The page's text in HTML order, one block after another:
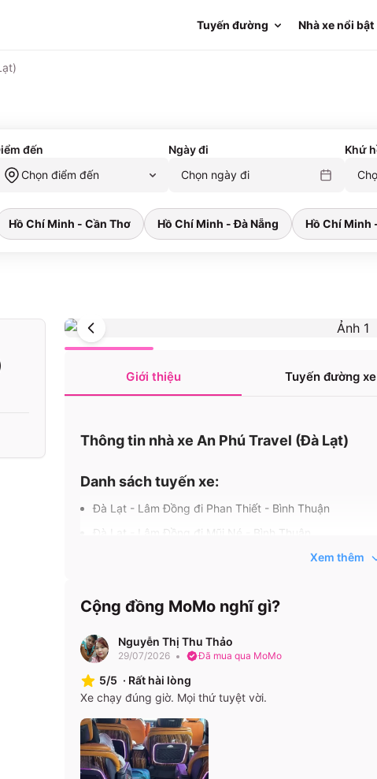
Tuyến đường Nhà xe nổi bật
đến
Chọn điểm đến
Ngày đi
Chọn ngày đi
Khứ
Hồ Chí Minh - Cần Thơ Hồ Chí Minh - Đà Nẵng Hồ Chí Minh
Giới thiệu Tuyến đường
Thông tin nhà xe An Phú Travel (Đà Lạt)
Danh sách tuyến xe:
Đà Lạt - Lâm Đồng đi Phan Thiết - Bình Thuận
Đà Lạt - Lâm Đồng đi Mũi Né - Bình Thuận
Mũi Né - Bình Thuận đi Đà Lạt - Lâm Đồng
Đà Lạt - Lâm Đồng đi Nha Trang - Khánh Hòa
Đà Lạt - Lâm Đồng đi Hải Châu - Đà Nẵng
Nha Trang - Khánh Hòa đi Hội An - Quảng Nam
Nha Trang - Khánh Hòa đi Hải Châu - Đà Nẵng
Hội An - Quảng Nam đi Hải Châu - Đà Nẵng
Văn phòng nhà xe:
Xem thêm
Cộng đồng MoMo nghĩ gì?
Nguyễn Thị Thu Thảo
29/07/2026 Đã mua qua MoMo
5/5 · Rất hài lòng
Xe chạy đúng giờ. Mọi thứ tuyệt vời.